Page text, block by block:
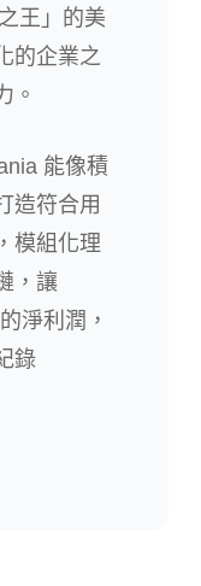
王」的美
的企業之
。
能像積
造符合用
模組化理
，讓
淨利潤，
錄